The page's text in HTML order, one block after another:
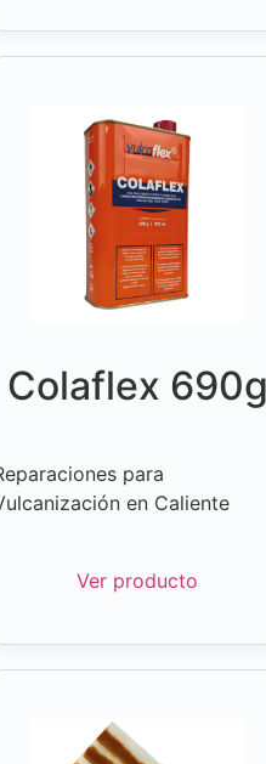
Colaflex 690g
para
en Caliente
Ver producto